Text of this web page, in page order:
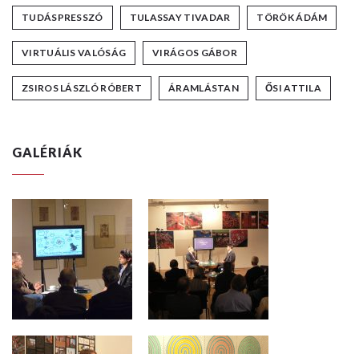
TUDÁSPRESSZÓ TULASSAY TIVADAR TÖRÖK ÁDÁM
VIRTUÁLIS VALÓSÁG VIRÁGOS GÁBOR
ZSIROS LÁSZLÓ RÓBERT ÁRAMLÁSTAN ŐSI ATTILA
GALÉRIÁK